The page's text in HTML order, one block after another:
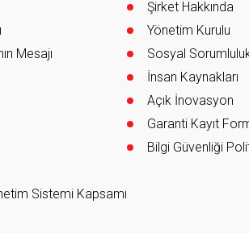
Mesajı
Sistemi Kapsamı
Şirket Hakkında
Yönetim Kurulu
Sosyal
İnsan Kaynakları
Açık İnovasyon
Garanti Kayıt
Bilgi Güvenliği